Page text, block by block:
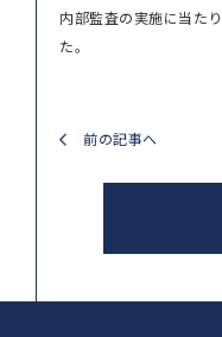
内部監査の実施に当た
た。
前の記事へ